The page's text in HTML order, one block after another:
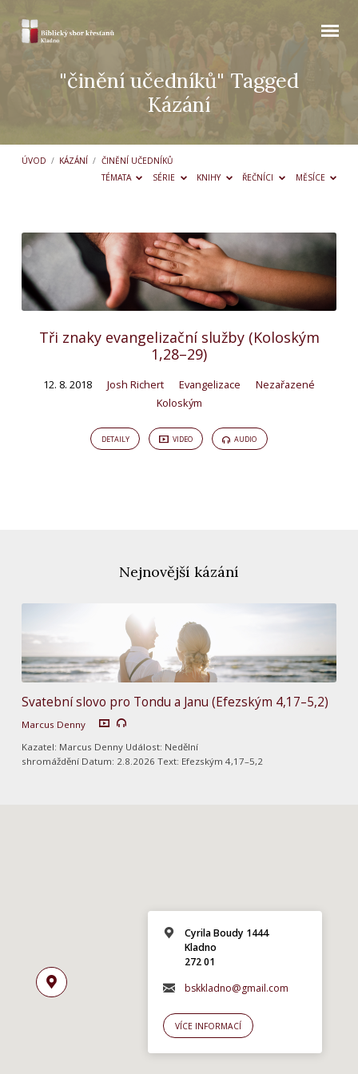
"činění učedníků" Tagged
Kázání
ÚVOD / KÁZÁNÍ / ČINĚNÍ UČEDNÍKŮ
TÉMATA
SÉRIE KNIHY ŘEČNÍCI MĚSÍCE
"činění
učedníků"
Tagged
Kázání
Tři znaky evangelizační služby (Koloským
1,28–29)
12. 8. 2018 Josh Richert Evangelizace
Nezařazené
Koloským
DETAILY VIDEO AUDIO
Nejnovější kázání
Svatební slovo pro Tondu a Janu (Efezským 4,17–5,2)
Marcus Denny
Kazatel: Marcus Denny Událost: Nedělní
shromáždění Datum: 2.8.2026 Text: Efezským 4,17–5,2
Cyrila Boudy 1444
Kladno
272 01
bskkladno@gmail.com
VÍCE INFORMACÍ